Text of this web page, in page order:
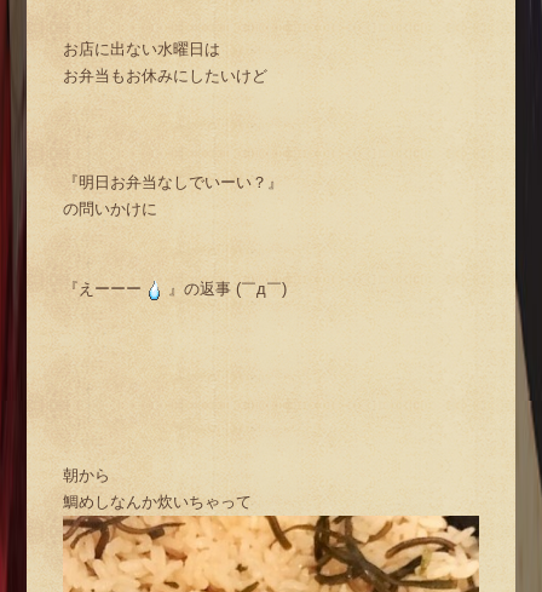
お店に出ない水曜日は
お弁当もお休みにしたいけど
『明日お弁当なしでいーい？』
の問いかけに
『えーーー 』の返事 (￣д￣)
朝から
鯛めしなんか炊いちゃって